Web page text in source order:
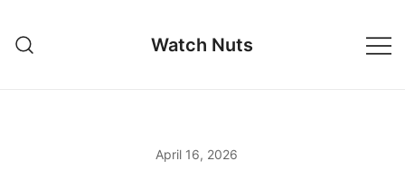
content
Watch Nuts
April 16, 2026